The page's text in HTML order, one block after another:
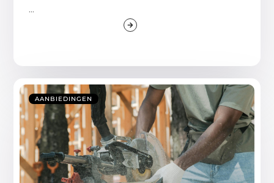
...
AANBIEDINGEN